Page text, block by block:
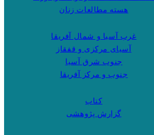
هسته مطالعات زنان
غرب آسیا و شمال آفریقا
آسیای مرکزی و قفقاز
جنوب شرق آسیا
جنوب و مرکز آفریقا
کتاب
گزارش پژوهشی